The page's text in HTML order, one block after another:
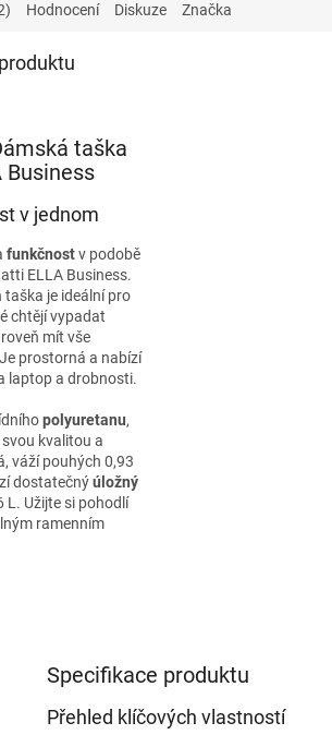
Hodnocení Diskuze Značka
taška
Business
v jednom
funkčnostv podobě
ELLA Business.
taška je ideální pro
chtějí vypadat
mít vše
prostorná a nabízí
laptop a drobnosti.
polyuretanu,
kvalitou a
váží pouhých 0,93
dostatečnýúložný
L. Užijte si pohodlí
ramenním
Specifikace produktu
Přehled klíčových vlastností